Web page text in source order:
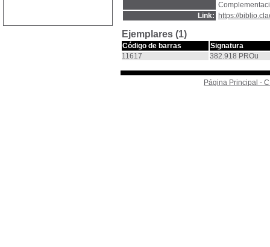
Link:
https://
Ejemplares (1)
Código de barras
Signatura
11617
382.918 PROu
Página Principal -